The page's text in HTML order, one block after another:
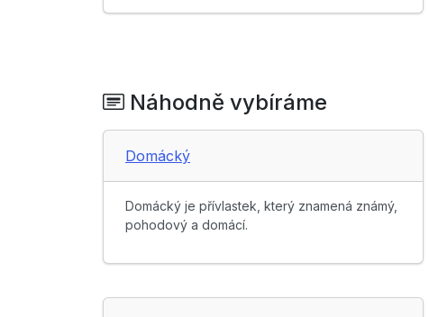
Náhodně vybíráme
Domácký
Domácký je přívlastek, který znamená známý,
pohodový a domácí.